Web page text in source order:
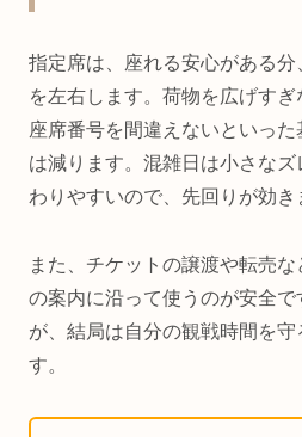
指定席は、座れる安心がある
を左右します。荷物を広げすぎ
座席番号を間違えないといっ
は減ります。混雑日は小さな
わりやすいので、先回りが効き
また、チケットの譲渡や転売
の案内に沿って使うのが安全で
が、結局は自分の観戦時間を守
す。